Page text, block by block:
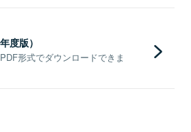
度版）
形式でダウンロードできま